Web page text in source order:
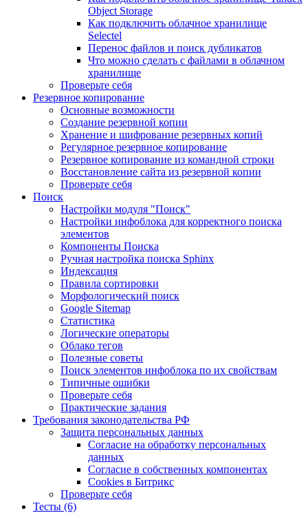
Object Storage
Как подключить облачное хранилище
Selectel
Перенос файлов и поиск дубликатов
Что можно сделать с файлами в облачном
хранилище
Проверьте себя
Резервное копирование
Основные возможности
Создание резервной копии
Хранение и шифрование резервных копий
Регулярное резервное копирование
Резервное копирование из командной строки
Восстановление сайта из резервной копии
Проверьте себя
Поиск
Настройки модуля "Поиск"
Настройки инфоблока для корректного поиска
элементов
Компоненты Поиска
Ручная настройка поиска Sphinx
Индексация
Правила сортировки
Морфологический поиск
Google Sitemap
Статистика
Логические операторы
Облако тегов
Полезные советы
Поиск элементов инфоблока по их свойствам
Типичные ошибки
Проверьте себя
Практические задания
Требования законодательства РФ
Защита персональных данных
Согласие на обработку персональных
данных
Согласие в собственных компонентах
Cookies в Битрикс
Проверьте себя
Тесты (6)